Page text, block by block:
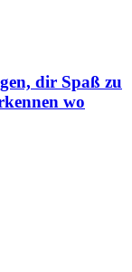
dir Spaß zu
wo